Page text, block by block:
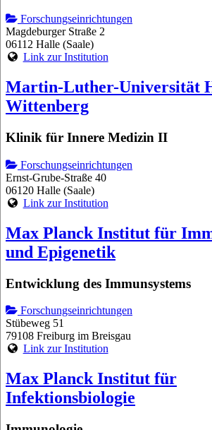
Forschungseinrichtungen
Magdeburger Straße 2
06112 Halle (Saale)
Link zur Institution
Martin-Luther-Universität
Wittenberg
Klinik für Innere Medizin II
Forschungseinrichtungen
Ernst-Grube-Straße 40
06120 Halle (Saale)
Link zur Institution
Max Planck Institut für
und Epigenetik
Entwicklung des Immunsystems
Forschungseinrichtungen
Stübeweg 51
79108 Freiburg im Breisgau
Link zur Institution
Max Planck Institut für
Infektionsbiologie